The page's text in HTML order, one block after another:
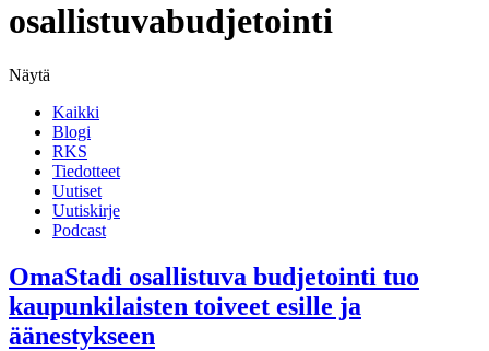
osallistuvabudjetointi
Näytä
Kaikki
Blogi
RKS
Tiedotteet
Uutiset
Uutiskirje
Podcast
OmaStadi osallistuva budjetointi tuo
kaupunkilaisten toiveet esille ja
äänestykseen